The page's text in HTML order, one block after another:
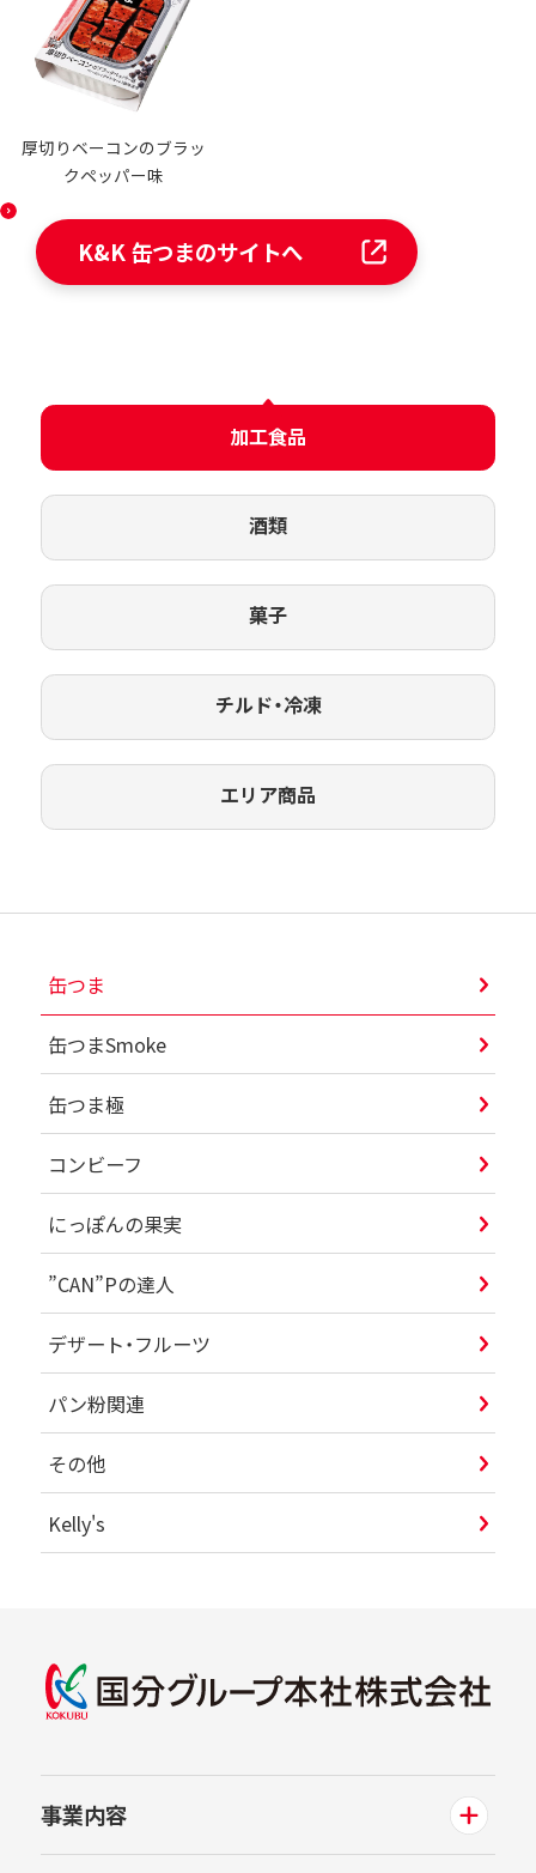
厚切りベーコンのブラッ
クペッパー味
K&K 缶つまのサイトへ
加工食品
酒類
菓子
チルド・冷凍
エリア商品
缶つま
缶つまSmoke
缶つま極
コンビーフ
にっぽんの果実
”CAN”Pの達人
デザート・フルーツ
パン粉関連
その他
Kelly's
事業内容